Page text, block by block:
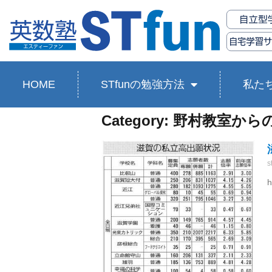
HOME STfunの勉強方法 私た
Category: 野村教室から